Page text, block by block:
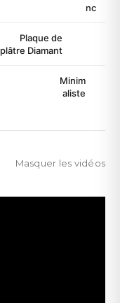
nc
Plaque de
plâtre Diamant
Minim
aliste
Masquer les vidéos